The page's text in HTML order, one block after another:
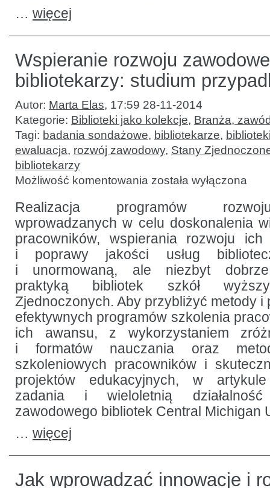
… więcej
Wspieranie rozwoju
bibliotekarzy: studium
Autor: Marta Elas, 17:59 28-11-2014
Kategorie: Biblioteki jako kolekcje, Branża,
Tagi: badania sondażowe, bibliotekarze,
ewaluacja, rozwój zawodowy, Stany
bibliotekarzy
Możliwość komentowania Wspieranie
rozwoju
bibliotekarzy:
studium
przypadku
została wyłączona
Realizacja programów
wprowadzanych w celu doskonalenia
pracowników, wspierania rozwoju
i poprawy jakości usług
i unormowaną, ale niezbyt dobrze
praktyką bibliotek szkół
Zjednoczonych. Aby przybliżyć metody i
efektywnych programów szkolenia
ich awansu, z wykorzystaniem
i formatów nauczania oraz
szkoleniowych pracowników i
projektów edukacyjnych, w
zadania i wieloletnią
zawodowego bibliotek Central Michigan
… więcej
Jak wprowadzać innowacje i